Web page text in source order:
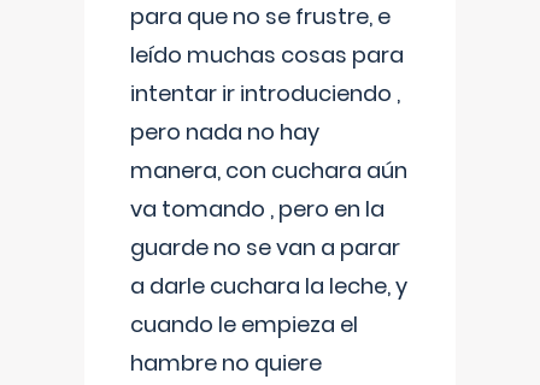
para que no se frustre, e
leído muchas cosas para
intentar ir introduciendo ,
pero nada no hay
manera, con cuchara aún
va tomando , pero en la
guarde no se van a parar
a darle cuchara la leche, y
cuando le empieza el
hambre no quiere